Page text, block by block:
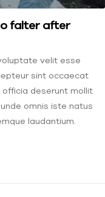
falter after
velit esse
sint occaecat
officia deserunt mollit
omnis iste natus
laudantium.